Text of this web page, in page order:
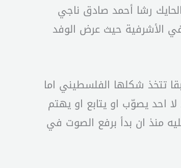
رشا أحمد صادق ناجي
الأشرفية حيث عرض الوفد
تتخذ شكلها الفلسطيني اما
احد يصوّب او يتابع او يهتم
منذ ان بدأ برفع الصوت في